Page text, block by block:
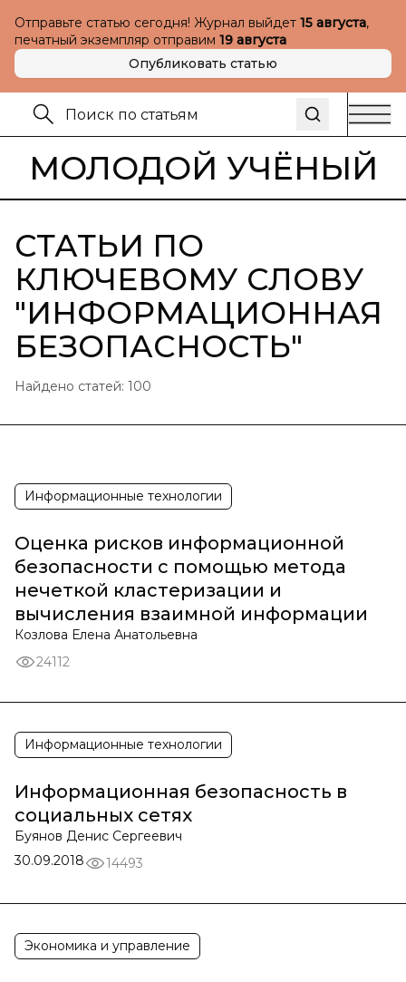
Отправьте статью сегодня! Журнал выйдет 15 августа,
печатный экземпляр отправим 19 августа
Опубликовать статью
МОЛОДОЙ УЧЁНЫЙ
СТАТЬИ ПО
КЛЮЧЕВОМУ СЛОВУ
"ИНФОРМАЦИОННАЯ
БЕЗОПАСНОСТЬ"
Найдено статей: 100
Информационные технологии
Оценка рисков информационной
безопасности с помощью метода
нечеткой кластеризации и
вычисления взаимной информации
Козлова Елена Анатольевна
24112
Информационные технологии
Информационная безопасность в
социальных сетях
Буянов Денис Сергеевич
30.09.2018
14493
Экономика и управление